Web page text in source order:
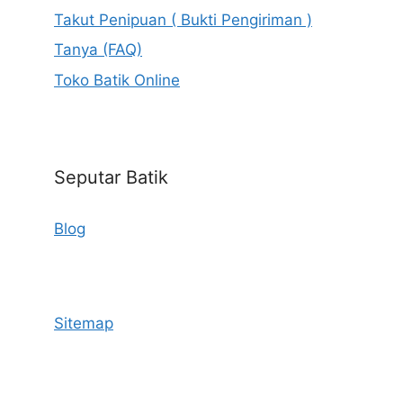
Takut Penipuan ( Bukti Pengiriman )
Tanya (FAQ)
Toko Batik Online
Seputar Batik
Blog
Sitemap